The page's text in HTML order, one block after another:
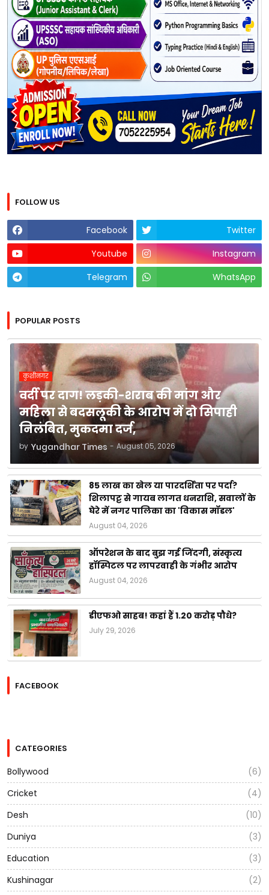
FOLLOW US
Facebook
Twitter
Youtube
Instagram
Telegram
WhatsApp
POPULAR POSTS
कुशीनगर
वर्दी पर दाग! लड़की-शराब की मांग और
महिला से बदसलूकी के आरोप में दो सिपाही
निलंबित, मुकदमा दर्ज,
by Yugandhar Times - August 05, 2026
85 लाख का खेल या पारदर्शिता पर पर्दा?
शिलापट्ट से गायब लागत धनराशि, सवालों के
घेरे में नगर पालिका का 'विकास मॉडल'
August 04, 2026
ऑपरेशन के बाद बुझ गई जिंदगी, संस्कृत्य
हॉस्पिटल पर लापरवाही के गंभीर आरोप
August 04, 2026
डीएफओ साहब! कहां हैं 1.20 करोड़ पौधे?
July 29, 2026
FACEBOOK
CATEGORIES
Bollywood
(6)
Cricket
(4)
Desh
(10)
Duniya
(3)
Education
(3)
Kushinagar
(2)